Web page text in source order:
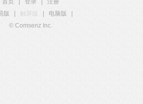
首页 登录
注册
版
触屏版 电脑版
© Comsenz Inc.